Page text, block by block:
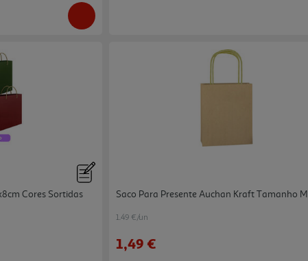
Cores Sortidas Saco Para Presente Auchan Kraft Tamanho M
1.49 €/un
1,49 €